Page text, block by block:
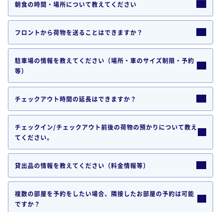
朝食の時間・場所について教えてください
フロントから荷物を送ることはできますか？
駐車場の情報を教えてください（場所・車のサイズ制限・予約
等）
チェックアウト時間の延長はできますか？
チェックイン/チェックアウト前後の荷物の預かりについて教え
てください。
貸出品の情報を教えてください（料金情報等）
複数の部屋を予約をしたい場合、隣接したお部屋の予約は可能
ですか？